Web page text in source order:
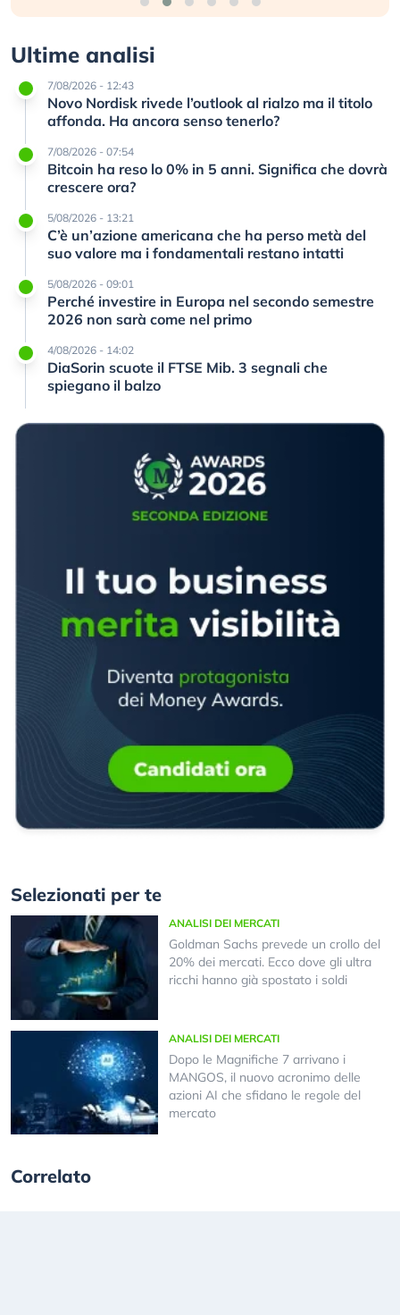
Ultime analisi
7/08/2026 - 12:43
Novo Nordisk rivede l’outlook al rialzo ma il titolo
affonda. Ha ancora senso tenerlo?
7/08/2026 - 07:54
Bitcoin ha reso lo 0% in 5 anni. Significa che dovrà
crescere ora?
5/08/2026 - 13:21
C’è un’azione americana che ha perso metà del
suo valore ma i fondamentali restano intatti
5/08/2026 - 09:01
Perché investire in Europa nel secondo semestre
2026 non sarà come nel primo
4/08/2026 - 14:02
DiaSorin scuote il FTSE Mib. 3 segnali che
spiegano il balzo
Selezionati per te
ANALISI DEI MERCATI
Goldman Sachs prevede un crollo del
20% dei mercati. Ecco dove gli ultra
ricchi hanno già spostato i soldi
ANALISI DEI MERCATI
Dopo le Magnifiche 7 arrivano i
MANGOS, il nuovo acronimo delle
azioni AI che sfidano le regole del
mercato
Correlato